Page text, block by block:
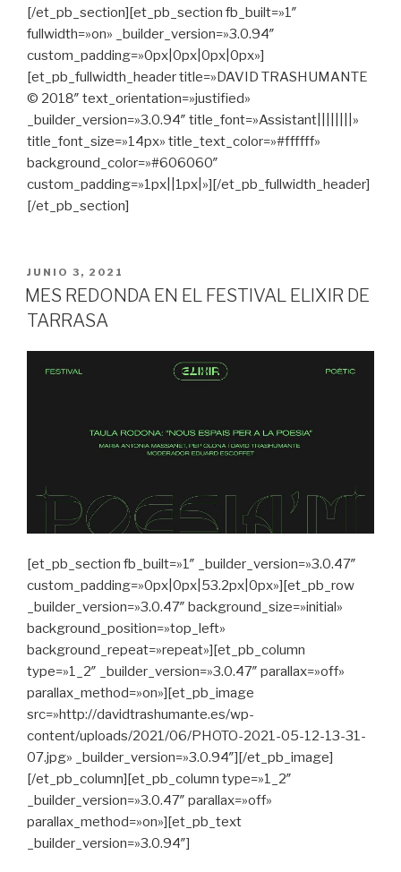
[/et_pb_section][et_pb_section fb_built=»1″
fullwidth=»on» _builder_version=»3.0.94″
custom_padding=»0px|0px|0px|0px»]
[et_pb_fullwidth_header title=»DAVID TRASHUMANTE
© 2018″ text_orientation=»justified»
_builder_version=»3.0.94″ title_font=»Assistant||||||||»
title_font_size=»14px» title_text_color=»#ffffff»
background_color=»#606060″
custom_padding=»1px||1px|»][/et_pb_fullwidth_header]
[/et_pb_section]
PUBLICADO
EN
JUNIO 3, 2021
MES REDONDA EN EL FESTIVAL ELIXIR DE
TARRASA
[et_pb_section fb_built=»1″ _builder_version=»3.0.47″
custom_padding=»0px|0px|53.2px|0px»][et_pb_row
_builder_version=»3.0.47″ background_size=»initial»
background_position=»top_left»
background_repeat=»repeat»][et_pb_column
type=»1_2″ _builder_version=»3.0.47″ parallax=»off»
parallax_method=»on»][et_pb_image
src=»http://davidtrashumante.es/wp-
content/uploads/2021/06/PHOTO-2021-05-12-13-31-
07.jpg» _builder_version=»3.0.94″][/et_pb_image]
[/et_pb_column][et_pb_column type=»1_2″
_builder_version=»3.0.47″ parallax=»off»
parallax_method=»on»][et_pb_text
_builder_version=»3.0.94″]